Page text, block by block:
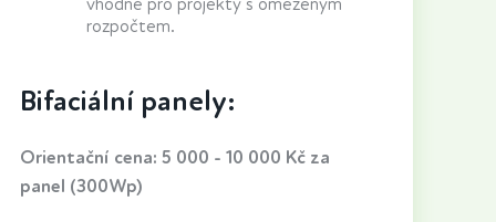
vhodné pro projekty s omezeným
rozpočtem.
Bifaciální panely:
Orientační cena: 5 000 - 10 000 Kč za
panel (300Wp)